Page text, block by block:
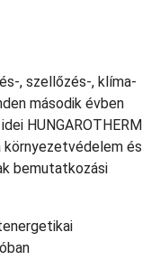
, szellőzés-, klíma-
második évben
HUNGAROTHERM
és
bemutatkozási